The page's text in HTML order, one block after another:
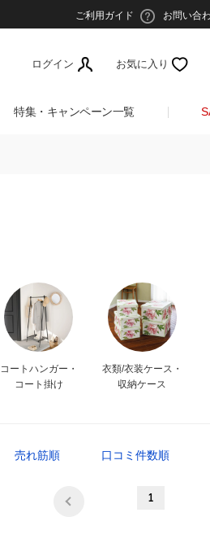
ご利用ガイド お問い合
ログイン お気に入り
特集・キャンペーン一覧
コートハンガー・
コート掛け
衣類/衣装ケース・
収納ケース
売れ筋順 口コミ件数順
1